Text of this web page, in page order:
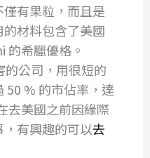
有果粒，而且是
材料包含了美國
的希臘優格。
公司，用很短的
50 % 的市佔率，達
去美國之前因緣際
有興趣的可以去